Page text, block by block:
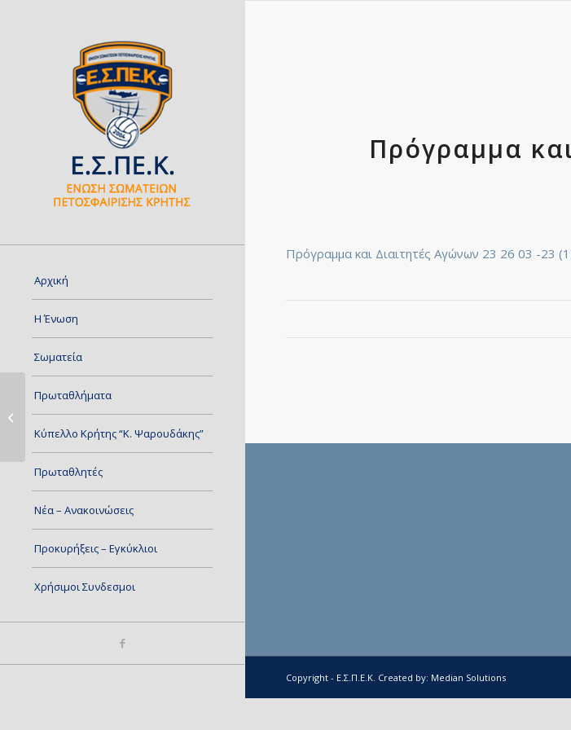
Αρχική
Η Ένωση
Σωματεία
Πρωταθλήματα
Κύπελλο Κρήτης “Κ. Ψαρουδάκης”
Πρωταθλητές
Νέα – Ανακοινώσεις
Προκυρήξεις – Εγκύκλιοι
Χρήσιμοι Συνδεσμοι
Πρόγραμμα
Πρόγραμμα και Διαιτητές Αγώνων 23 26 03 -23
Copyright - Ε.Σ.Π.Ε.Κ. Created by: Median Solutions
18-19-22/ 03/ 202...